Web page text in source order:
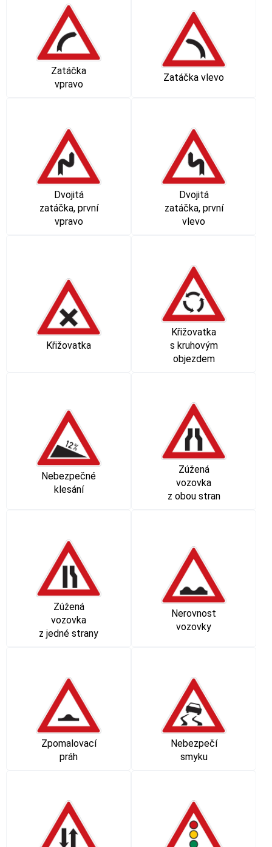
Zatáčka
vpravo
Zatáčka vlevo
Dvojitá
zatáčka, první
vpravo
Dvojitá
zatáčka, první
vlevo
Křižovatka
Křižovatka
s kruhovým
objezdem
Nebezpečné
klesání
Zúžená
vozovka
z obou stran
Zúžená
vozovka
z jedné strany
Nerovnost
vozovky
Zpomalovací
práh
Nebezpečí
smyku